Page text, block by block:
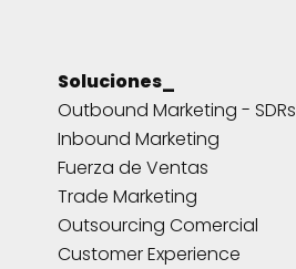
Soluciones_
Outbound Marketing - SDRs
Inbound Marketing
Fuerza de Ventas
Trade Marketing
Outsourcing Comercial
Customer Experience